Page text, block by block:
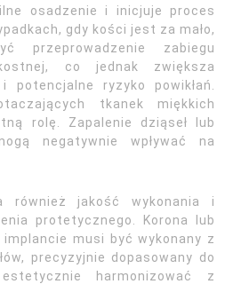
osadzenie i inicjuje proces
gdy kości jest za mało,
przeprowadzenie zabiegu
co jednak zwiększa
potencjalne ryzyko powikłań.
tkanek miękkich
rolę. Zapalenie dziąseł lub
negatywnie wpływać na
również jakość wykonania i
protetycznego. Korona lub
musi być wykonany z
precyzyjnie dopasowany do
harmonizować z